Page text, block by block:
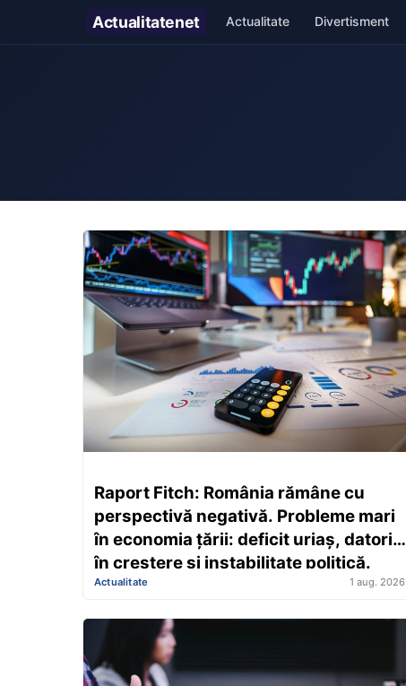
Actualitatenet Actualitate Divertisment
Raport Fitch: România rămâne cu
perspectivă negativă. Probleme mari
în economia țării: deficit uriaș, datorii
în creștere și instabilitate politică.
Presiune pe economie
Actualitate 1 aug. 2026